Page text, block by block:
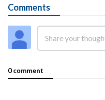
Comments
0 comment